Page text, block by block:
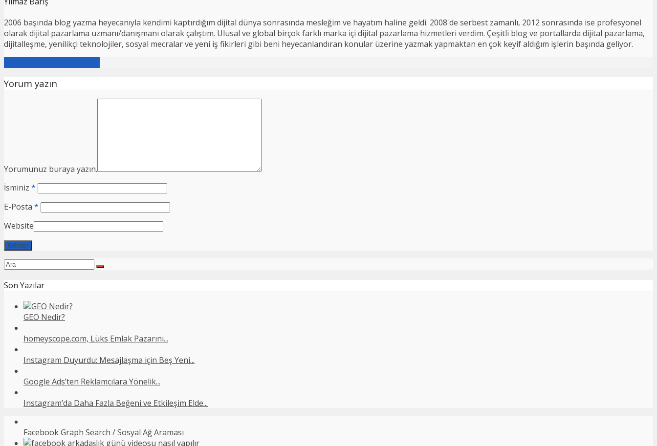
2006 başında blog yazma heyecanıyla kendimi kaptırdığım dijital dünya sonrasında mesleğim ve hayatım haline geldi. 2008'de serbest zamanlı, 2012 sonrasında ise profesyonel
olarak dijital pazarlama uzmanı/danışmanı olarak çalıştım. Ulusal ve global birçok farklı marka içi dijital pazarlama hizmetleri verdim. Çeşitli blog ve portallarda dijital pazarlama,
dijitalleşme, yenilikçi teknolojiler, sosyal mecralar ve yeni iş fikirleri gibi beni heyecanlandıran konular üzerine yazmak yapmaktan en çok keyif aldığım işlerin başında geliyor.
Yorum yazın
Yorumunuz buraya yazın.
İsminiz *
E-Posta *
Website
Son Yazılar
GEO Nedir?
homeyscope.com, Lüks Emlak Pazarını...
Instagram Duyurdu: Mesajlaşma için Beş Yeni...
Google Ads’ten Reklamcılara Yönelik...
Instagram’da Daha Fazla Beğeni ve Etkileşim Elde...
Facebook Graph Search / Sosyal Ağ Araması